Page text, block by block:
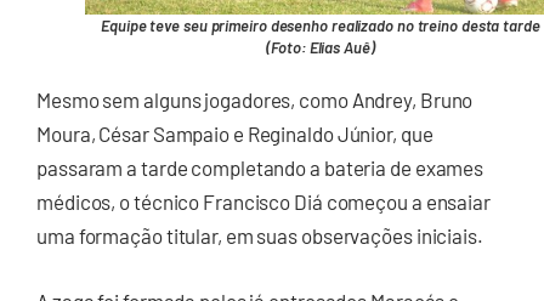
Equipe teve seu primeiro desenho realizado no treino desta tarde
(Foto: Elias Auê)
Mesmo sem alguns jogadores, como Andrey, Bruno
Moura, César Sampaio e Reginaldo Júnior, que
passaram a tarde completando a bateria de exames
médicos, o técnico Francisco Diá começou a ensaiar
uma formação titular, em suas observações iniciais.